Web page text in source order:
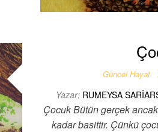
Güncel Hayat
Yazar: RUMEYSA
Çocuk Bütün gerçek
kadar basittir. Çünkü